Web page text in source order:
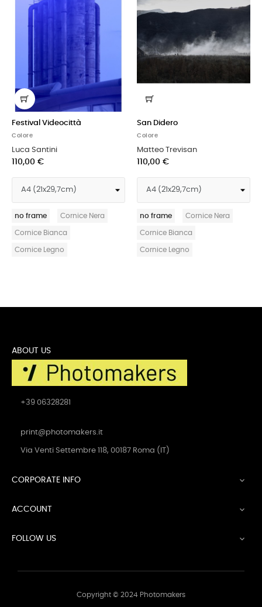
Nera
San Didero
no frame Cornice Nera
Cornice Bianca
Cornice Legno
Roberto Caccuri
no frame
Cornice Bianca
Cornice Legno
ABOUT US
+39 06328281
print@photomakers.it
Via Venti Settembre 118, 00187 Roma (IT)
CORPORATE INFO 
ACCOUNT 
FOLLOW US 
Copyright © 2024 Photomakers